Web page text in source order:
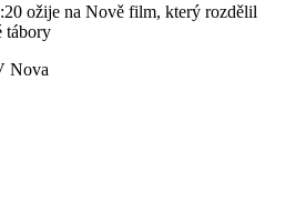
ožije na Nově film, který rozdělil
tábory
Nova